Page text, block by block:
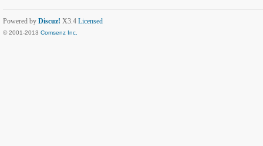
Powered by Discuz! X3.4 Licensed
© 2001-2013 Comsenz Inc.